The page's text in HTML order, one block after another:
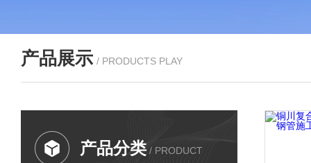
产品展示 / PRODUCTS PLAY
产品分类 / PRODUCT